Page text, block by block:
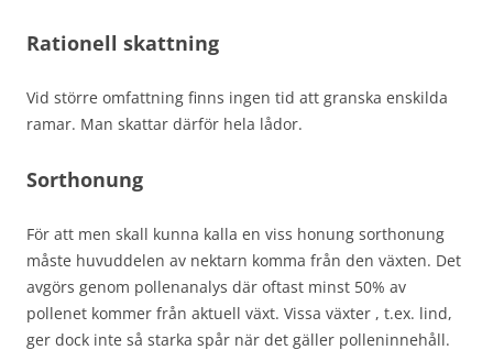
Rationell skattning
Vid större omfattning finns ingen tid att granska enskilda
ramar. Man skattar därför hela lådor.
Sorthonung
För att men skall kunna kalla en viss honung sorthonung
måste huvuddelen av nektarn komma från den växten. Det
avgörs genom pollenanalys där oftast minst 50% av
pollenet kommer från aktuell växt. Vissa växter , t.ex. lind,
ger dock inte så starka spår när det gäller polleninnehåll.